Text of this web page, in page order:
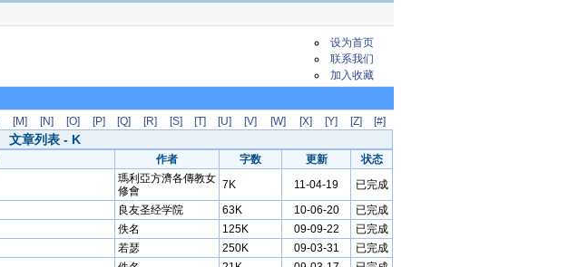
设为首页
联系我们
加入收藏
[M] [N] [O] [P] [Q] [R] [S] [T] [U] [V] [W] [X] [Y] [Z] [#]
文章列表 - K
作者 字数 更新
状态
瑪利亞方濟各傳教女
修會
7K 11-04-19
已完成
良友圣经学院 63K 10-06-20
已完成
佚名 125K 09-09-22
已完成
若瑟 250K 09-03-31
已完成